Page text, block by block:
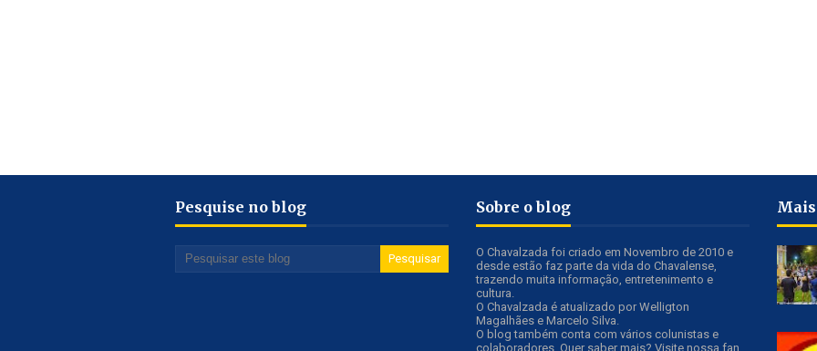
Pesquise no blog Sobre o blog
O Chavalzada foi criado em Novembro de 2010 e
desde estão faz parte da vida do Chavalense,
trazendo muita informação, entretenimento e
cultura.
O Chavalzada é atualizado por Welligton
Magalhães e Marcelo Silva.
O blog também conta com vários colunistas e
colaboradores. Quer saber mais? Visite nossa fan